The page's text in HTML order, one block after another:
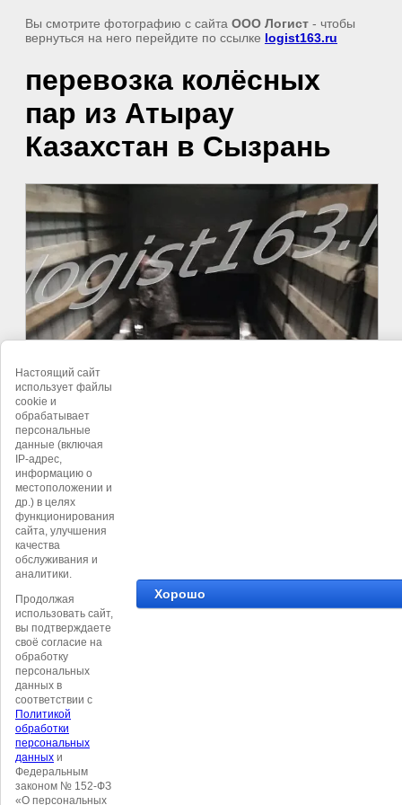
Вы смотрите фотографию с сайта ООО Логист - чтобы
вернуться на него перейдите по ссылке logist163.ru
перевозка колёсных
пар из Атырау
Казахстан в Сызрань
Настоящий сайт
использует файлы
cookie и
обрабатывает
персональные
данные (включая
IP-адрес,
информацию о
местоположении и
др.) в целях
функционирования
сайта, улучшения
качества
обслуживания и
аналитики.
Продолжая
использовать сайт,
вы подтверждаете
своё согласие на
обработку
персональных
данных в
соответствии с
Политикой
обработки
персональных
данных и
Федеральным
законом № 152-ФЗ
«О персональных
Хорошо